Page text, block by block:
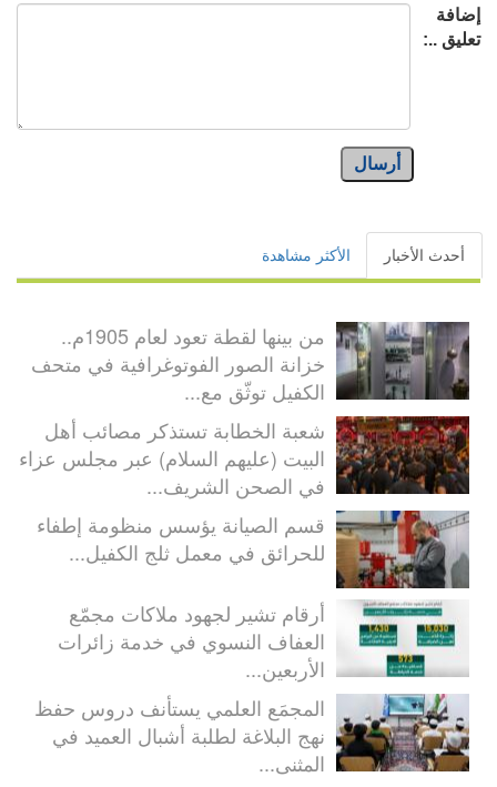
إضافة
تعليق ..:
أرسال
أحدث الأخبار الأكثر مشاهدة
من بينها لقطة تعود لعام 1905م..
خزانة الصور الفوتوغرافية في متحف
الكفيل توثّق مع...
شعبة الخطابة تستذكر مصائب أهل
البيت (عليهم السلام) عبر مجلس عزاء
في الصحن الشريف...
قسم الصيانة يؤسس منظومة إطفاء
للحرائق في معمل ثلج الكفيل...
أرقام تشير لجهود ملاكات مجمّع
العفاف النسوي في خدمة زائرات
الأربعين...
المجمَع العلمي يستأنف دروس حفظ
نهج البلاغة لطلبة أشبال العميد في
المثنى...